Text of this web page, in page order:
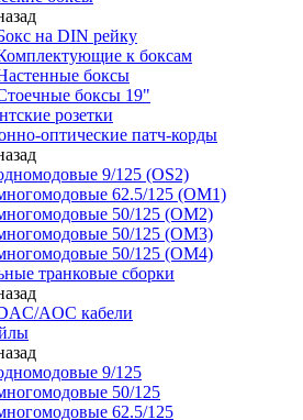
на DIN рейку
к боксам
боксы
боксы 19"
розетки
оптические патч-корды
9/125 (OS2)
62.5/125 (OM1)
50/125 (OM2)
50/125 (OM3)
50/125 (OM4)
транковые сборки
AOC кабели
9/125
50/125
62.5/125